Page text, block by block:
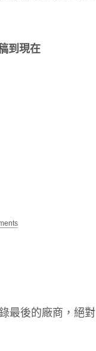
到現在
最後的廠商，絕對